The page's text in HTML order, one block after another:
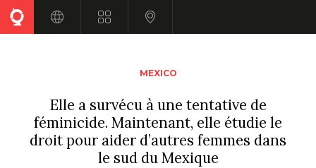
MEXICO
Elle a survécu à une tentative de
féminicide. Maintenant, elle étudie le
droit pour aider d’autres femmes dans
le sud du Mexique